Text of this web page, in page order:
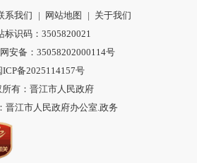
系我们 | 网站地图 | 关于我们
标识码：3505820021
安备：35058202000114号
ICP备2025114157号
所有：晋江市人民政府
晋江市人民政府办公室.政务